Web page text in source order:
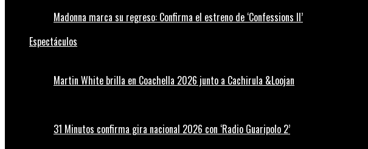
Madonna marca su regreso: Confirma el estreno de ‘Confessions II’
Espectáculos
Martin White brilla en Coachella 2026 junto a Cachirula &Loojan
31 Minutos confirma gira nacional 2026 con ‘Radio Guaripolo 2’